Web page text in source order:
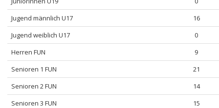
Jugend männlich U17
16
Jugend weiblich U17
0
Herren FUN
9
Senioren 1 FUN
21
Senioren 2 FUN
14
Senioren 3 FUN
15